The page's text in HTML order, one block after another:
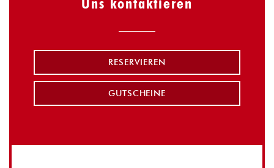
RESERVIEREN
GUTSCHEINE